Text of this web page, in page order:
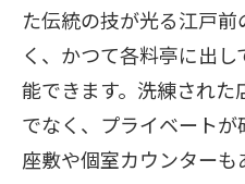
た伝統の技が光る江戸
く、かつて各料亭に出
能できます。洗練され
でなく、プライベート
座敷や個室カウンター